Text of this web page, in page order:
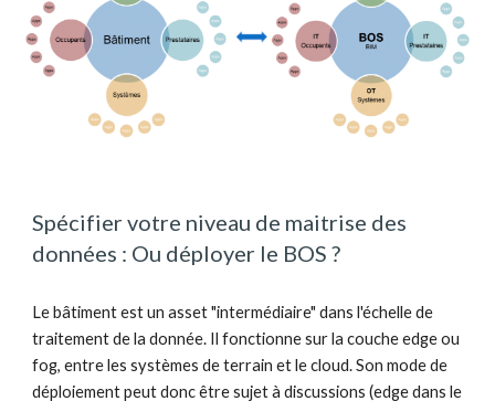
Spécifier votre niveau de maitrise des
données : Ou déployer le BOS ?
Le bâtiment est un asset "intermédiaire" dans l'échelle de
traitement de la donnée. Il fonctionne sur la couche edge ou
fog, entre les systèmes de terrain et le cloud. Son mode de
déploiement peut donc être sujet à discussions (edge dans le